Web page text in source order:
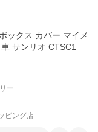
ックス カバー マイメ
サンリオ CTSC1
ー
ピング店